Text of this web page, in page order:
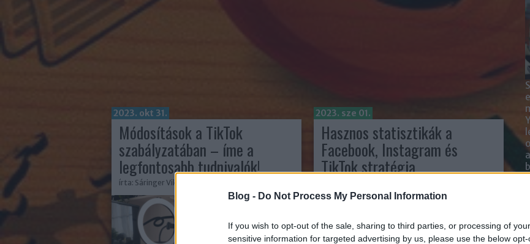
Blog - Do Not Process My Personal Information
If you wish to opt-out of the sale, sharing to third parties, or processing of
sensitive information for targeted advertising by us, please use the below
2023. sze 01.
Hasznos statisztikák a
Facebook, Instagram és
TikTok stratégia
írta:Sáringer Viktória
2023. okt 31.
Módosítások a TikTok
szabályzatában – íme a
legfontosabb tudnivalók!
írta: Sáringer Viktória